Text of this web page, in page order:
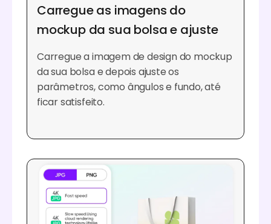
Carregue as imagens do
mockup da sua bolsa e ajuste
Carregue a imagem de design do mockup
da sua bolsa e depois ajuste os
parâmetros, como ângulos e fundo, até
ficar satisfeito.